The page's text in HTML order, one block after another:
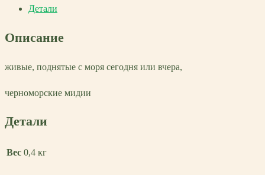
сливочном
Детали
Описание
живые, поднятые с моря сегодня или вчера,
черноморские мидии
Детали
Вес 0,4 кг